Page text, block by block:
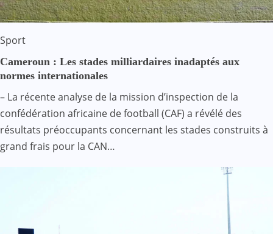
Sport
Cameroun : Les stades milliardaires inadaptés aux
normes internationales
– La récente analyse de la mission d’inspection de la
confédération africaine de football (CAF) a révélé des
résultats préoccupants concernant les stades construits à
grand frais pour la CAN…